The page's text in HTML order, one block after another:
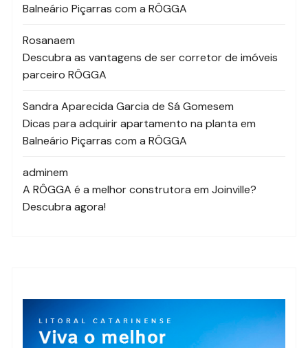
Balneário Piçarras com a RÔGGA
Rosanaem
Descubra as vantagens de ser corretor de imóveis
parceiro RÔGGA
Sandra Aparecida Garcia de Sá Gomesem
Dicas para adquirir apartamento na planta em
Balneário Piçarras com a RÔGGA
adminem
A RÔGGA é a melhor construtora em Joinville?
Descubra agora!